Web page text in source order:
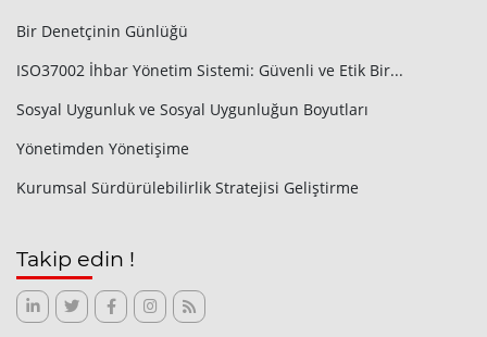
Bir Denetçinin Günlüğü
ISO37002 İhbar Yönetim Sistemi: Güvenli ve Etik Bir...
Sosyal Uygunluk ve Sosyal Uygunluğun Boyutları
Yönetimden Yönetişime
Kurumsal Sürdürülebilirlik Stratejisi Geliştirme
Takip edin !